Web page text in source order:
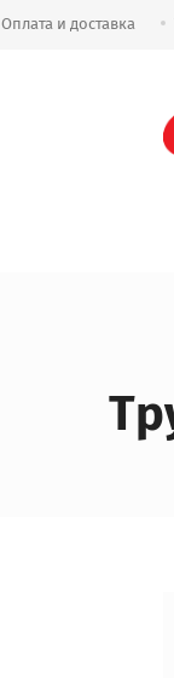
Оплата и доставка